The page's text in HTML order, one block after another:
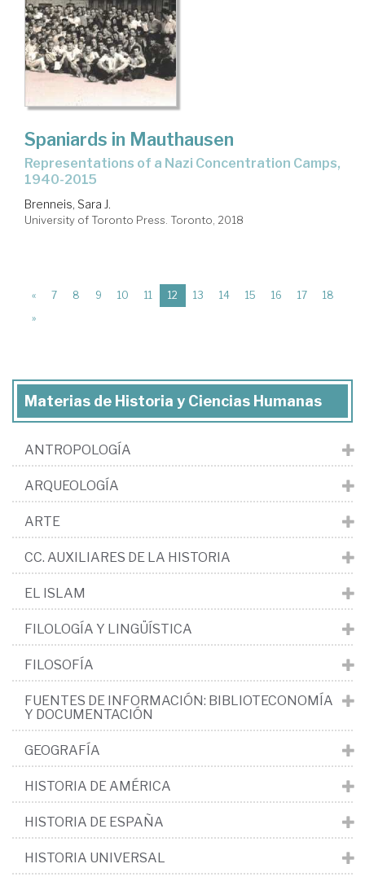
Spaniards in Mauthausen
representations of a Nazi Concentration Camps,
1940-2015
Brenneis, Sara J.
University of Toronto Press. Toronto, 2018
« 7 8 9 10 11 12 (current)
13 14 15 16 17
18
»
Materias de Historia y Ciencias Humanas
ANTROPOLOGÍA
ARQUEOLOGÍA
ARTE
CC. AUXILIARES DE LA HISTORIA
EL ISLAM
FILOLOGÍA Y LINGÜÍSTICA
FILOSOFÍA
FUENTES DE INFORMACIÓN: BIBLIOTECONOMÍA
Y DOCUMENTACIÓN
GEOGRAFÍA
HISTORIA DE AMÉRICA
HISTORIA DE ESPAÑA
HISTORIA UNIVERSAL